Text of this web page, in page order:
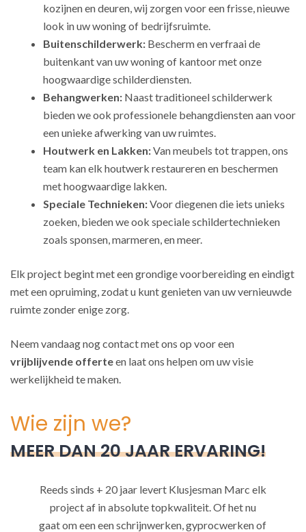
kozijnen en deuren, wij zorgen voor een frisse, nieuwe
look in uw woning of bedrijfsruimte.
Buitenschilderwerk: Bescherm en verfraai de
buitenkant van uw woning of kantoor met onze
hoogwaardige schilderdiensten.
Behangwerken: Naast traditioneel schilderwerk
bieden we ook professionele behangdiensten aan voor
een unieke afwerking van uw ruimtes.
Houtwerk en Lakken:Van meubels tot trappen, ons
team kan elk houtwerk restaureren en beschermen
met hoogwaardige lakken.
Speciale Technieken:Voor diegenen die iets unieks
zoeken, bieden we ook speciale schildertechnieken
zoals sponsen, marmeren, en meer.
Elk project begint met een grondige voorbereiding en eindigt
met een opruiming, zodat u kunt genieten van uw vernieuwde
ruimte zonder enige zorg.
Neem vandaag nog contact met ons op voor een
vrijblijvende offerteen laat ons helpen om uw visie
werkelijkheid te maken.
Wie zijn we?
MEER DAN 20 JAAR ERVARING!
Reeds sinds + 20 jaar levert Klusjesman Marc elk
project af in absolute topkwaliteit. Of het nu
gaat om een een schrijnwerken, gyprocwerken of